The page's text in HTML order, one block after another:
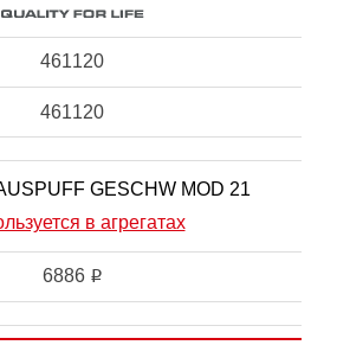
461120
461120
GESCHW MOD 21
в агрегатах
6886 i